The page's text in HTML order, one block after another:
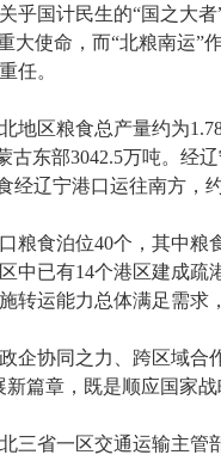
国计民生的“国之大者”
大使命，而“北粮南运
任。
区粮食总产量约为1.78
古东部3042.5万吨。经
经辽宁港口运往南方，
食泊位40个，其中粮食
中已有14个港区建成
转运能力总体满足需求
协同之力、跨区域合作
新篇章，既是顺应国家
省一区交通运输主管部